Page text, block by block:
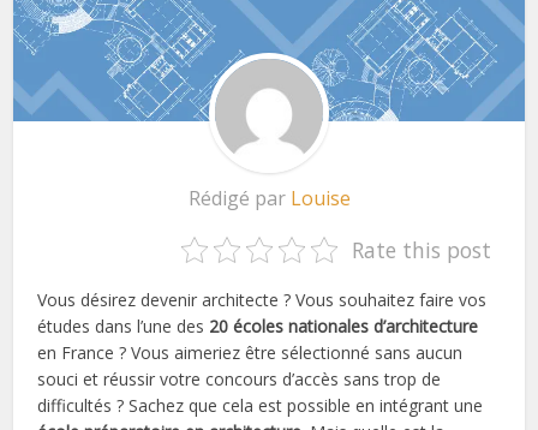
Rédigé par Louise
Rate this post
Vous désirez devenir architecte ? Vous souhaitez faire vos
études dans l’une des 20 écoles nationales d’architecture
en France ? Vous aimeriez être sélectionné sans aucun
souci et réussir votre concours d’accès sans trop de
difficultés ? Sachez que cela est possible en intégrant une